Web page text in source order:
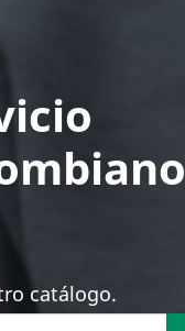
catálogo.